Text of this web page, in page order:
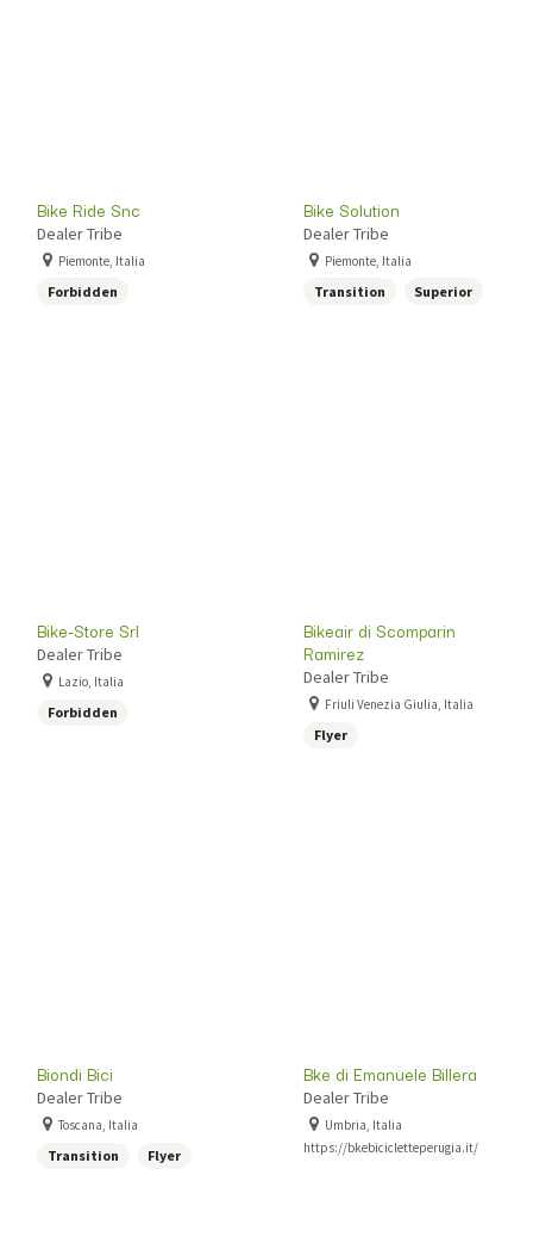
Bike Ride Snc
Dealer Tribe
Piemonte, Italia
Forbidden
Bike Solution
Dealer Tribe
Piemonte, Italia
Transition Superior
Bike-Store Srl
Dealer Tribe
Lazio, Italia
Forbidden
Bikeair di Scomparin
Ramirez
Dealer Tribe
Friuli Venezia Giulia, Italia
Flyer
Biondi Bici
Dealer Tribe
Toscana, Italia
Transition Flyer
Bke di Emanuele Billera
Dealer Tribe
Umbria, Italia
https://bkebicicletteperugia.it/